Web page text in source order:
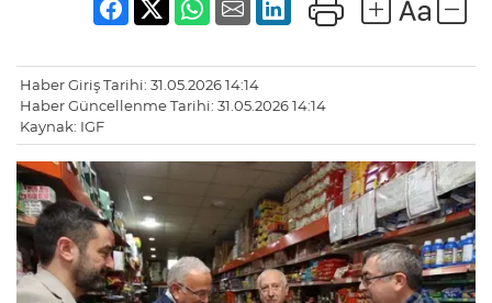
Haber Giriş Tarihi: 31.05.2026 14:14
Haber Güncellenme Tarihi: 31.05.2026 14:14
Kaynak: IGF